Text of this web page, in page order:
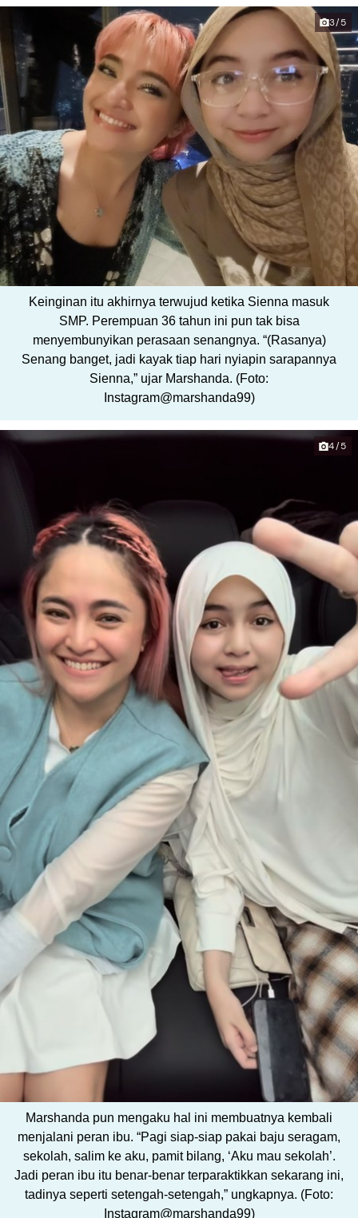
3/5
Keinginan itu akhirnya terwujud ketika Sienna masuk
SMP. Perempuan 36 tahun ini pun tak bisa
menyembunyikan perasaan senangnya. “(Rasanya)
Senang banget, jadi kayak tiap hari nyiapin sarapannya
Sienna,” ujar Marshanda. (Foto:
Instagram@marshanda99)
4/5
Marshanda pun mengaku hal ini membuatnya kembali
menjalani peran ibu. “Pagi siap-siap pakai baju seragam,
sekolah, salim ke aku, pamit bilang, ‘Aku mau sekolah’.
Jadi peran ibu itu benar-benar terparaktikkan sekarang ini,
tadinya seperti setengah-setengah,” ungkapnya. (Foto:
Instagram@marshanda99)